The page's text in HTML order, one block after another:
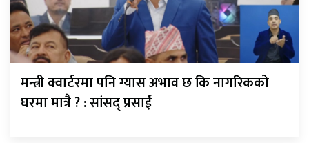
मन्त्री क्वार्टरमा पनि ग्यास अभाव छ कि नागरिकको
घरमा मात्रै ? : सांसद् प्रसाईं